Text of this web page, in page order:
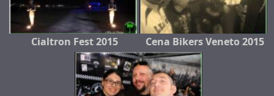
Cialtron Fest 2015 Cena Bikers Veneto 2015